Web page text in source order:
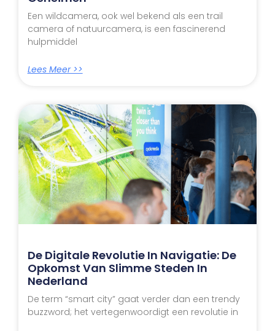
Een wildcamera, ook wel bekend als een trail
camera of natuurcamera, is een fascinerend
hulpmiddel
Lees Meer >>
De Digitale Revolutie In Navigatie: De
Opkomst Van Slimme Steden In
Nederland
De term “smart city” gaat verder dan een trendy
buzzword; het vertegenwoordigt een revolutie in